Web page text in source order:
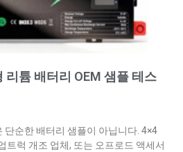
리튬 배터리 OEM 샘플 테스
단순한 배터리 샘플이 아닙니다. 4×4
트럭 개조 업체, 또는 오프로드 액세서